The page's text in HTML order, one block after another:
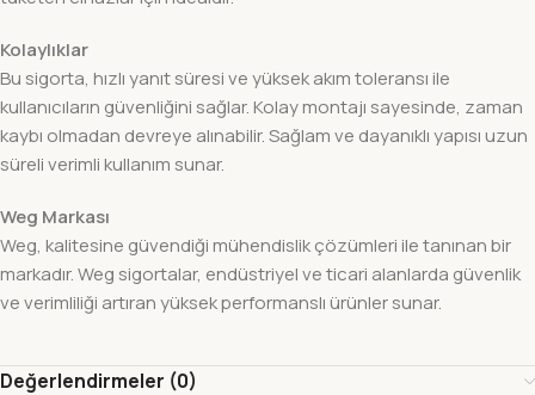
Kolaylıklar
Bu sigorta, hızlı yanıt süresi ve yüksek akım toleransı ile
kullanıcıların güvenliğini sağlar. Kolay montajı sayesinde, zaman
kaybı olmadan devreye alınabilir. Sağlam ve dayanıklı yapısı uzun
süreli verimli kullanım sunar.
Weg Markası
Weg, kalitesine güvendiği mühendislik çözümleri ile tanınan bir
markadır. Weg sigortalar, endüstriyel ve ticari alanlarda güvenlik
ve verimliliği artıran yüksek performanslı ürünler sunar.
Değerlendirmeler (0)